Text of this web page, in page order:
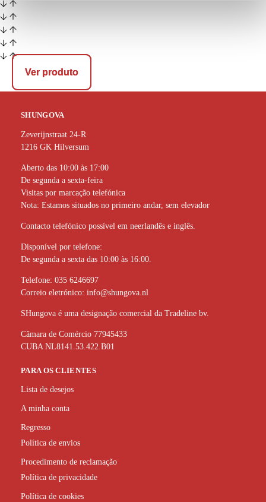
e
Ver produto
Ver produto
SHUNGOVA
Zeverijnstraat 24-R
1216 GK Hilversum
Aberto das 10:00 às 17:00
De segunda a sexta-feira
Visitas por marcação telefónica
Nota: Estamos situados no primeiro andar, sem elevador
Contacto telefónico possível em neerlandês e inglês.
Disponível por telefone:
De segunda a sexta das 10:00 às 16:00.
Telefone: 035 6246697
Correio eletrónico: info@shungova.nl
SHungova é uma designação comercial da Tradeline bv.
Câmara de Comércio 77945433
CUBA NL8141.53.422.B01
PARA OS CLIENTES
Lista de desejos
A minha conta
Regresso
Política de envios
Procedimento de reclamação
Política de privacidade
Política de cookies